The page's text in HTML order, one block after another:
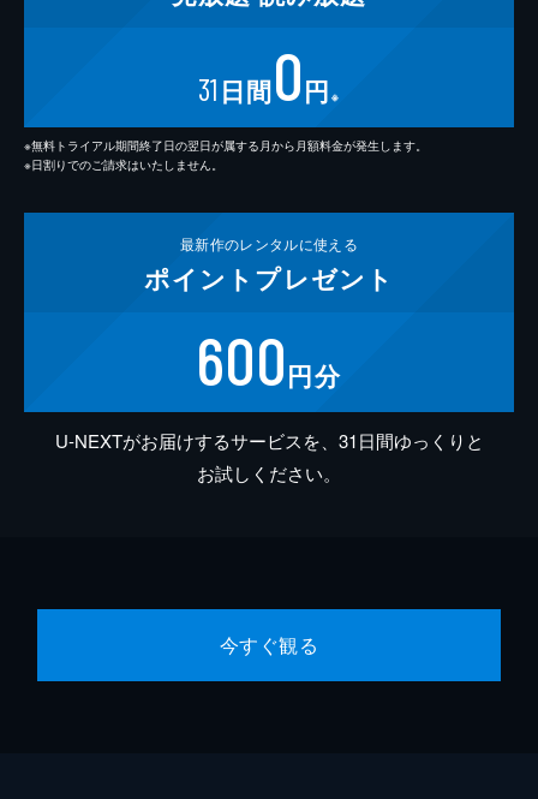
31 日間0円 ※
※無料トライアル期間終了日の翌日が属する月から月額料金が発生します。
※日割りでのご請求はいたしません。
最新作のレンタルに使える
ポイント プレゼント
600円分
U-NEXTがお届けするサービスを、31日間ゆっくりと
お試しください。
今すぐ観る